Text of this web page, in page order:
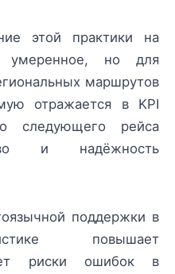
этой практики на
умеренное, но для
маршрутов
отражается в KPI
следующего рейса
и надёжность
поддержки в
повышает
риски ошибок в